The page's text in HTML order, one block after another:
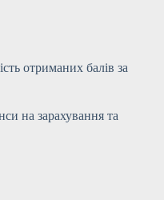
отриманих балів за
на зарахування та